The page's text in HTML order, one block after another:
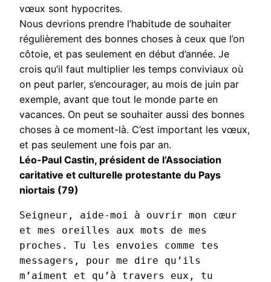
vœux sont hypocrites.
Nous devrions prendre l’habitude de souhaiter
régulièrement des bonnes choses à ceux que l’on
côtoie, et pas seulement en début d’année. Je
crois qu’il faut multiplier les temps conviviaux où
on peut parler, s’encourager, au mois de juin par
exemple, avant que tout le monde parte en
vacances. On peut se souhaiter aussi des bonnes
choses à ce moment-là. C’est important les vœux,
et pas seulement une fois par an.
Léo-Paul Castin, président de l’Association
caritative et culturelle protestante du Pays
niortais (79)
Seigneur, aide-moi à ouvrir mon cœur
et mes oreilles aux mots de mes
proches. Tu les envoies comme tes
messagers, pour me dire qu’ils
m’aiment et qu’à travers eux, tu